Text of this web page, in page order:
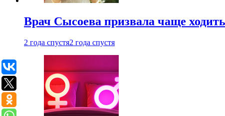
Врач Сысоева призвала чаще
2 года спустя2 года спустя